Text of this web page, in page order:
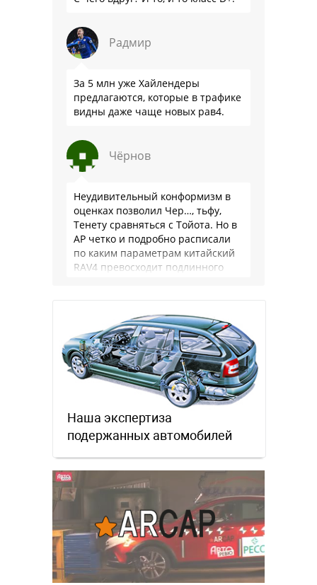
Радмир
За 5 млн уже Хайлендеры
предлагаются, которые в трафике
видны даже чаще новых рав4.
Чёрнов
Неудивительный конформизм в
оценках позволил Чер…, тьфу,
Тенету сравняться с Тойота. Но в
АР четко и подробно расписали
по каким параметрам китайский
RAV4 превосходит подлинного
Наша экспертиза
подержанных автомобилей